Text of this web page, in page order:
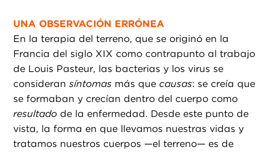
UNA OBSERVACIÓN ERRÓNEA
En la terapia del terreno, que se originó en la
Francia del siglo XIX como contrapunto al trabajo
de Louis Pasteur, las bacterias y los virus se
consideransíntomas más quecausas: se creía que
se formaban y crecían dentro del cuerpo como
resultado de la enfermedad. Desde este punto de
vista, la forma en que llevamos nuestras vidas y
tratamos nuestros cuerpos —el terreno— es de